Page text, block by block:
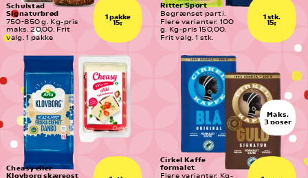
1 pakke
15,-
Schulstad
Signaturbrød
750-850 g. Kg-pris
maks. 20,00. Frit
valg. 1 pakke
1 stk.
15,-
Ritter Sport
Begrænset parti.
Flere varianter. 100
g. Kg-pris 150,00.
Frit valg. 1 stk.
Cheasy eller
Klovborg skæreost
Cirkel Kaffe
formalet
Flere varianter. Kg-
Maks.
3 poser